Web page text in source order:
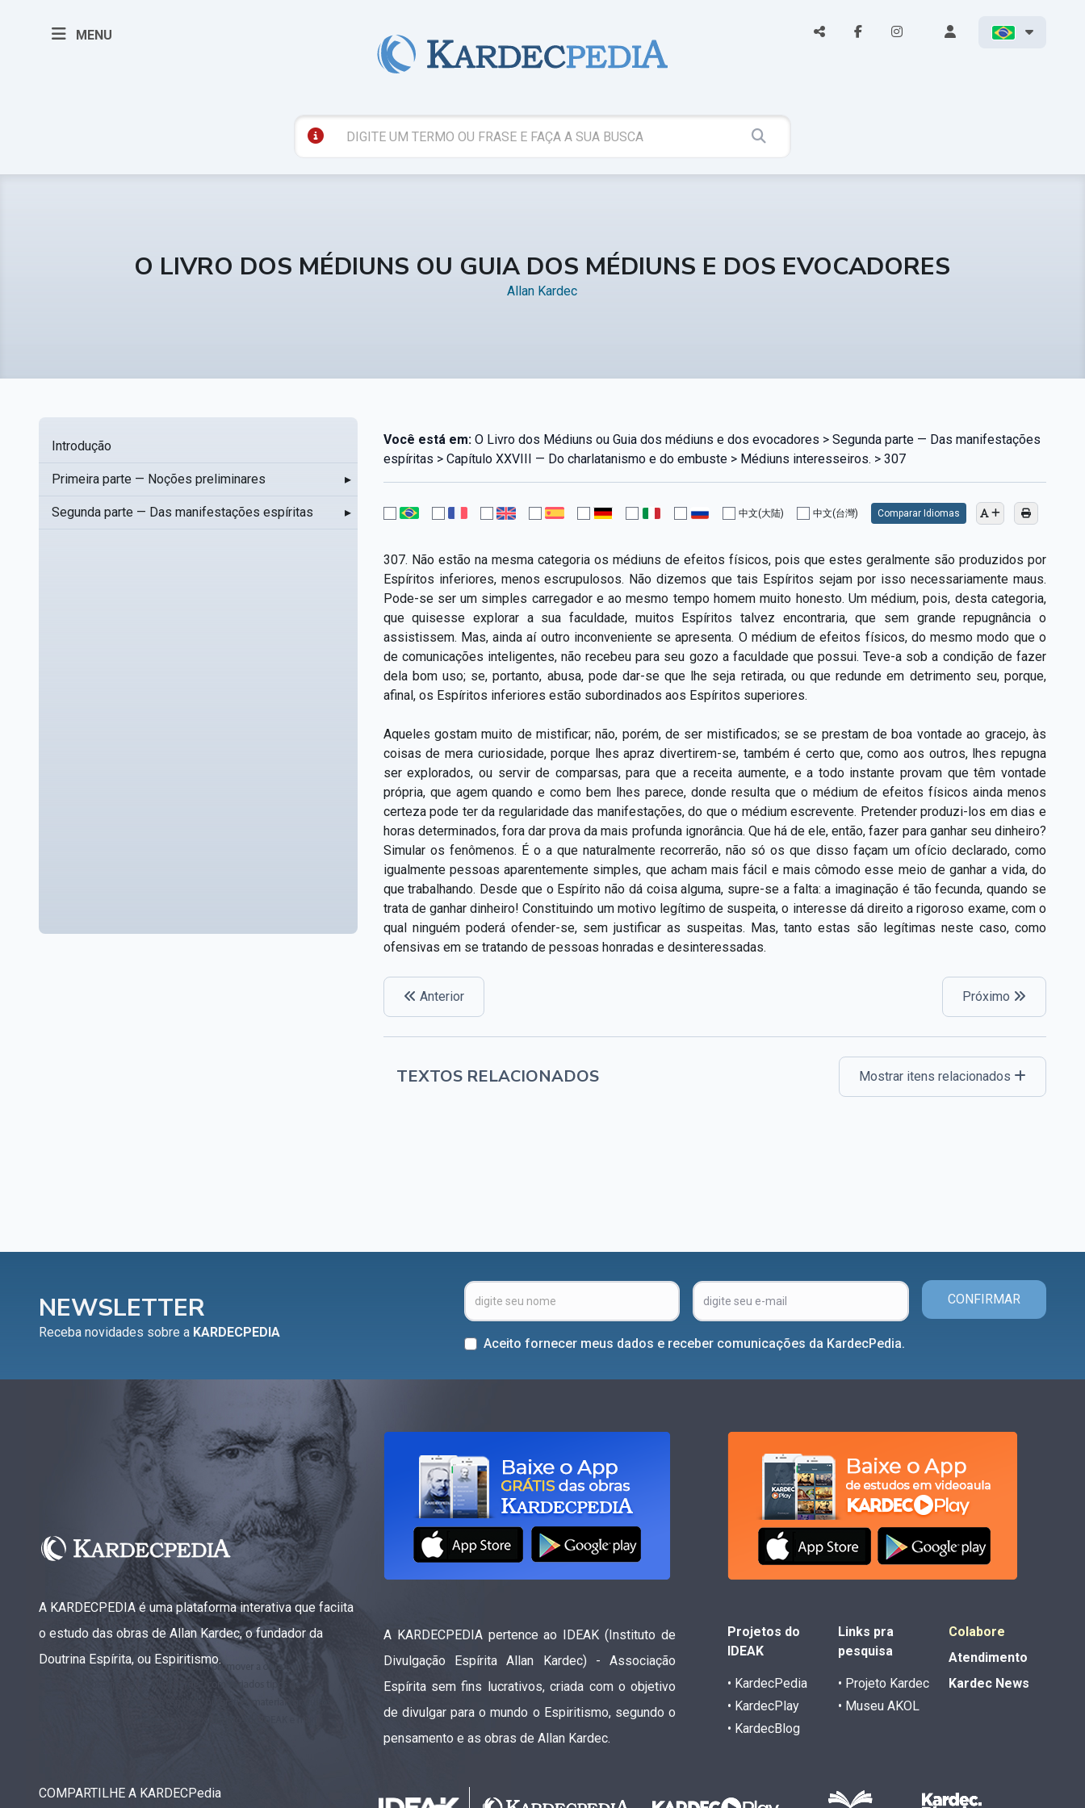
MENU
O LIVRO DOS MÉDIUNS OU GUIA DOS MÉDIUNS E DOS EVOCADORES
Allan Kardec
Introdução
Primeira parte — Noções preliminares ▸
Segunda parte — Das manifestações espíritas ▸
Você está em:O Livro dos Médiuns ou Guia dos médiuns e dos evocadores > Segunda parte — Das manifestações
espíritas > Capítulo XXVIII — Do charlatanismo e do embuste > Médiuns interesseiros. > 307
中文(大陆) 中文(台灣) Comparar Idiomas
307. Não estão na mesma categoria os médiuns de efeitos físicos, pois que estes geralmente são produzidos por
Espíritos inferiores, menos escrupulosos. Não dizemos que tais Espíritos sejam por isso necessariamente maus.
Pode-se ser um simples carregador e ao mesmo tempo homem muito honesto. Um médium, pois, desta categoria,
que quisesse explorar a sua faculdade, muitos Espíritos talvez encontraria, que sem grande repugnância o
assistissem. Mas, ainda aí outro inconveniente se apresenta. O médium de efeitos físicos, do mesmo modo que o
de comunicações inteligentes, não recebeu para seu gozo a faculdade que possui. Teve-a sob a condição de fazer
dela bom uso; se, portanto, abusa, pode dar-se que lhe seja retirada, ou que redunde em detrimento seu, porque,
afinal, os Espíritos inferiores estão subordinados aos Espíritos superiores.
Aqueles gostam muito de mistificar; não, porém, de ser mistificados; se se prestam de boa vontade ao gracejo, às
coisas de mera curiosidade, porque lhes apraz divertirem-se, também é certo que, como aos outros, lhes repugna
ser explorados, ou servir de comparsas, para que a receita aumente, e a todo instante provam que têm vontade
própria, que agem quando e como bem lhes parece, donde resulta que o médium de efeitos físicos ainda menos
certeza pode ter da regularidade das manifestações, do que o médium escrevente. Pretender produzi-los em dias e
horas determinados, fora dar prova da mais profunda ignorância. Que há de ele, então, fazer para ganhar seu dinheiro?
Simular os fenômenos. É o a que naturalmente recorrerão, não só os que disso façam um ofício declarado, como
igualmente pessoas aparentemente simples, que acham mais fácil e mais cômodo esse meio de ganhar a vida, do
que trabalhando. Desde que o Espírito não dá coisa alguma, supre-se a falta: a imaginação é tão fecunda, quando se
trata de ganhar dinheiro! Constituindo um motivo legítimo de suspeita, o interesse dá direito a rigoroso exame, com o
qual ninguém poderá ofender-se, sem justificar as suspeitas. Mas, tanto estas são legítimas neste caso, como
ofensivas em se tratando de pessoas honradas e desinteressadas.
Anterior Próximo
TEXTOS RELACIONADOS Mostrar itens relacionados
NEWSLETTER
Receba novidades sobre a KARDECPEDIA
CONFIRMAR
Aceito fornecer meus dados e receber comunicações da KardecPedia.
A KARDECPEDIA é uma plataforma interativa que faciita
o estudo das obras de Allan Kardec, o fundador da
Doutrina Espírita, ou Espiritismo.
A KARDECPEDIA pertence ao IDEAK (Instituto de
Divulgação Espírita Allan Kardec) - Associação
Espírita sem fins lucrativos, criada com o objetivo
de divulgar para o mundo o Espiritismo, segundo o
pensamento e as obras de Allan Kardec.
Projetos do
IDEAK
• KardecPedia
• KardecPlay
• KardecBlog
Links pra
pesquisa
• Projeto Kardec
• Museu AKOL
Colabore
Atendimento
Kardec News
COMPARTILHE A KARDECPedia